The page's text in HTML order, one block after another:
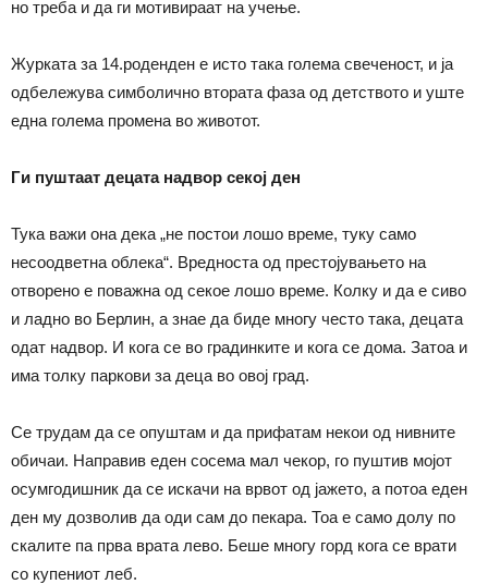
но треба и да ги мотивираат на учење.
Журката за 14.роденден е исто така голема свеченост, и ја
одбележува симболично втората фаза од детството и уште
една голема промена во животот.
Ги пуштаат децата надвор секој ден
Тука важи она дека „не постои лошо време, туку само
несоодветна облека“. Вредноста од престојувањето на
отворено е поважна од секое лошо време. Колку и да е сиво
и ладно во Берлин, а знае да биде многу често така, децата
одат надвор. И кога се во градинките и кога се дома. Затоа и
има толку паркови за деца во овој град.
Се трудам да се опуштам и да прифатам некои од нивните
обичаи. Направив еден сосема мал чекор, го пуштив мојот
осумгодишник да се искачи на врвот од јажето, а потоа еден
ден му дозволив да оди сам до пекара. Тоа е само долу по
скалите па прва врата лево. Беше многу горд кога се врати
со купениот леб.